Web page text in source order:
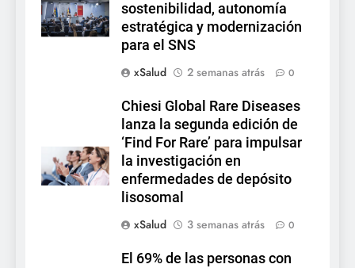
sostenibilidad, autonomía
estratégica y modernización
para el SNS
xSalud
2 semanas atrás 0
Chiesi Global Rare Diseases
lanza la segunda edición de
‘Find For Rare’ para impulsar
la investigación en
enfermedades de depósito
lisosomal
xSalud
3 semanas atrás 0
El 69% de las personas con